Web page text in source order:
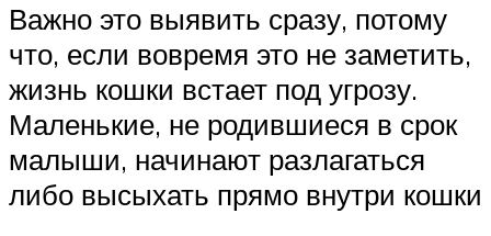
Важно это выявить сразу, потому
что, если вовремя это не заметить,
жизнь кошки встает под угрозу.
Маленькие, не родившиеся в срок
малыши, начинают разлагаться
либо высыхать прямо внутри кошки